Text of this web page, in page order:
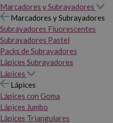
Marcadores y Subrayadores
Marcadores y Subrayadores
Subrayadores Fluorescentes
Subrayadores Pastel
Packs de Subrayadores
Lápices Subrayadores
Lápices
Lápices
Lápices con Goma
Lápices Jumbo
Lápices Triangulares